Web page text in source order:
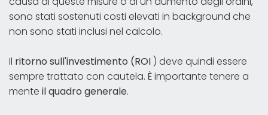
sono stati sostenuti costi elevati in background che
non sono stati inclusi nel calcolo.
Il ritorno sull'investimento (ROI ) deve quindi essere
sempre trattato con cautela. È importante tenere a
mente il quadro generale.